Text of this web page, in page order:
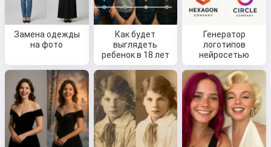
Замена одежды
на фото
Как будет
выглядеть
ребенок в 18 лет
Генератор
логотипов
нейросетью